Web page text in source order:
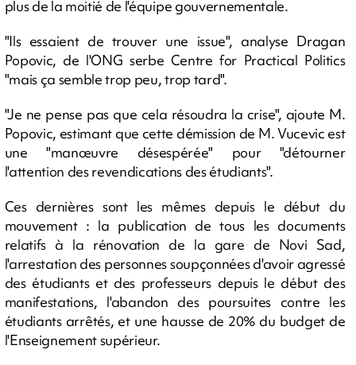
plus de la moitié de l'équipe gouvernementale.
"Ils essaient de trouver une issue", analyse Dragan
Popovic, de l'ONG serbe Centre for Practical Politics
"mais ça semble trop peu, trop tard".
"Je ne pense pas que cela résoudra la crise", ajoute M.
Popovic, estimant que cette démission de M. Vucevic est
une "manœuvre désespérée" pour "détourner
l'attention des revendications des étudiants".
Ces dernières sont les mêmes depuis le début du
mouvement : la publication de tous les documents
relatifs à la rénovation de la gare de Novi Sad,
l'arrestation des personnes soupçonnées d'avoir agressé
des étudiants et des professeurs depuis le début des
manifestations, l'abandon des poursuites contre les
étudiants arrêtés, et une hausse de 20% du budget de
l'Enseignement supérieur.